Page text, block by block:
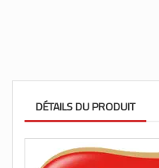
DÉTAILS DU PRODUIT